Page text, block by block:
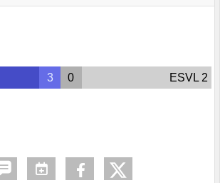
3 0 ESVL 2